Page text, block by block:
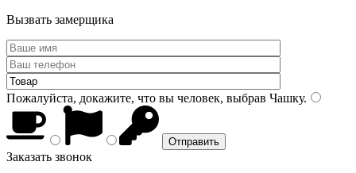
Вызвать замерщика
Пожалуйста, докажите, что вы человек, выбрав Чашку.
Заказать звонок